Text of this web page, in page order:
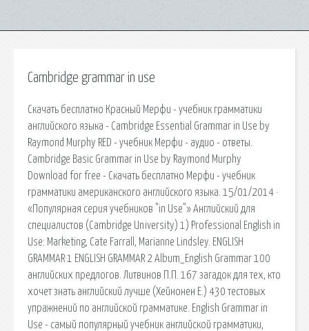
Cambridge grammar in use
Скачать бесплатно Красный Мерфи - учебник грамматики
английского языка - Cambridge Essential Grammar in Use by
Raymond Murphy RED - учебник Мерфи - аудио - ответы.
Cambridge Basic Grammar in Use by Raymond Murphy
Download for free - Скачать бесплатно Мерфи - учебник
грамматики американского английского языка. 15/01/2014 ·
«Популярная серия учебников "in Use"» Английский для
специалистов (Cambridge University) 1) Professional English in
Use: Marketing, Cate Farrall, Marianne Lindsley. ENGLISH
GRAMMAR 1 ENGLISH GRAMMAR 2 Album_English Grammar 100
английских предлогов. Литвинов П.П. 167 загадок для тех, кто
хочет знать английский лучше (Хейнонен Е.) 430 тестовых
упражнений по английской грамматике. English Grammar in
Use - самый популярный учебник английской грамматики,